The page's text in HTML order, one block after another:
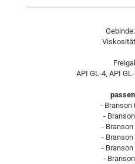
API GL-4, API
- Branson
-
- Branson
- Branson
- Branson
-